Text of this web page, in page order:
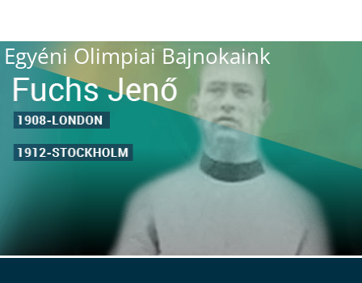
Egyéni Olimpiai Bajnokaink